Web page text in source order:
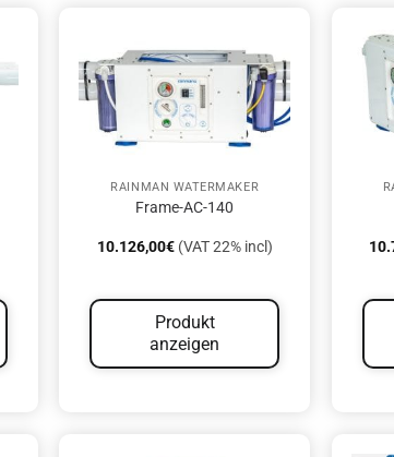
RAINMAN WATERMAKER
Frame-AC-140
10.126,00€(VAT 22% incl)
Produkt
anzeigen